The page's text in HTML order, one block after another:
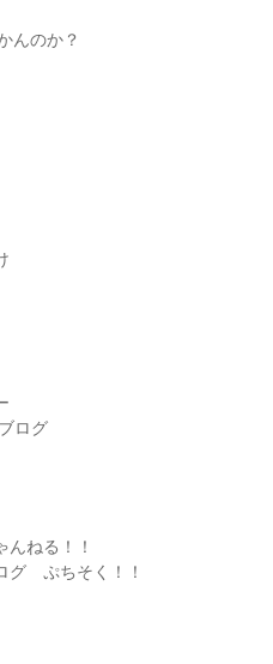
んのか？
ログ
ねる！！
グ ぷちそく！！